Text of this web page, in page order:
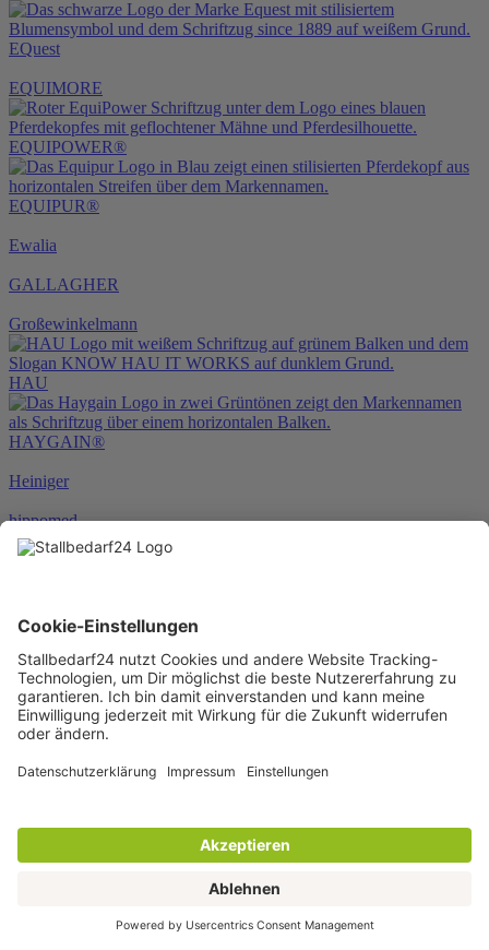
EQuest
EQUIMORE
EQUIPOWER®
EQUIPUR®
Ewalia
GALLAGHER
Großewinkelmann
HAU
HAYGAIN®
Heiniger
hippomed
HKM
HORSEWARE®
JOSERA
Karlie
KENTUCKY®
KERBL